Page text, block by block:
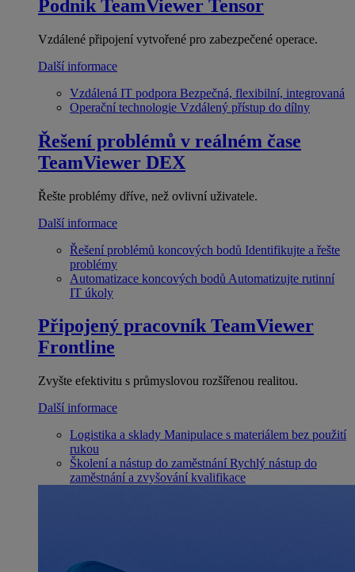
Podnik TeamViewer Tensor
Vzdálené připojení vytvořené pro zabezpečené operace.
Další informace
Vzdálená IT podpora Bezpečná, flexibilní, integrovaná
Operační technologie Vzdálený přístup do dílny
Řešení problémů v reálném čase
TeamViewer DEX
Řešte problémy dříve, než ovlivní uživatele.
Další informace
Řešení problémů koncových bodů Identifikujte a řešte
problémy
Automatizace koncových bodů Automatizujte rutinní
IT úkoly
Připojený pracovník TeamViewer
Frontline
Zvyšte efektivitu s průmyslovou rozšířenou realitou.
Další informace
Logistika a sklady Manipulace s materiálem bez použití
rukou
Školení a nástup do zaměstnání Rychlý nástup do
zaměstnání a zvyšování kvalifikace